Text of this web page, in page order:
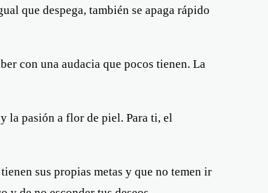
que despega, también se apaga rápido
con una audacia que pocos tienen. La
la pasión a flor de piel. Para ti, el
sus propias metas y que no temen ir